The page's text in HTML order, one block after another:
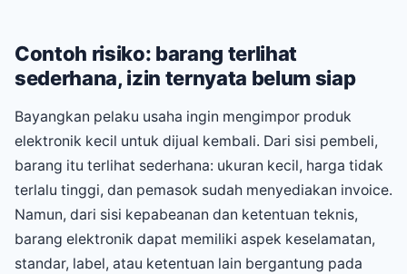
Contoh risiko: barang terlihat
sederhana, izin ternyata belum siap
Bayangkan pelaku usaha ingin mengimpor produk
elektronik kecil untuk dijual kembali. Dari sisi pembeli,
barang itu terlihat sederhana: ukuran kecil, harga tidak
terlalu tinggi, dan pemasok sudah menyediakan invoice.
Namun, dari sisi kepabeanan dan ketentuan teknis,
barang elektronik dapat memiliki aspek keselamatan,
standar, label, atau ketentuan lain bergantung pada